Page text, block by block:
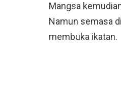
Mangsa
Namun semasa
membuka ikatan.